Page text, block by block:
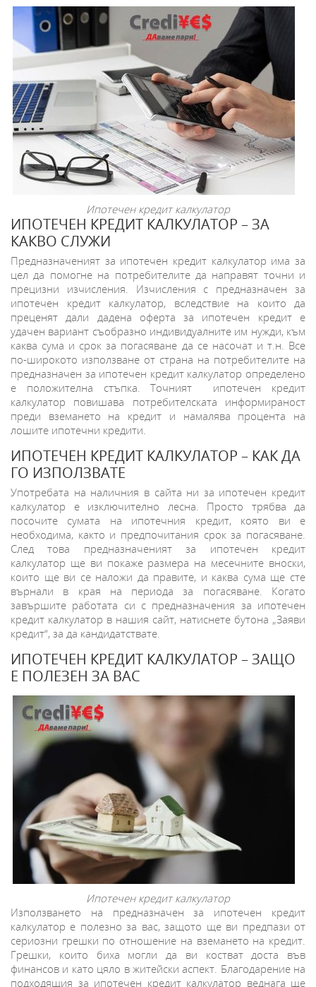
Ипотечен кредит калкулатор
ИПОТЕЧЕН КРЕДИТ КАЛКУЛАТОР – ЗА
КАКВО СЛУЖИ
Предназначеният за ипотечен кредит калкулатор има за
цел да помогне на потребителите да направят точни и
прецизни изчисления. Изчисления с предназначен за
ипотечен кредит калкулатор, вследствие на които да
преценят дали дадена оферта за ипотечен кредит е
удачен вариант съобразно индивидуалните им нужди, към
каква сума и срок за погасяване да се насочат и т.н. Все
по-широкото използване от страна на потребителите на
предназначен за ипотечен кредит калкулатор определено
е положителна стъпка. Точният ипотечен кредит
калкулатор повишава потребителската информираност
преди вземането на кредит и намалява процента на
лошите ипотечни кредити.
ИПОТЕЧЕН КРЕДИТ КАЛКУЛАТОР – КАК ДА
ГО ИЗПОЛЗВАТЕ
Употребата на наличния в сайта ни за ипотечен кредит
калкулатор е изключително лесна. Просто трябва да
посочите сумата на ипотечния кредит, която ви е
необходима, както и предпочитания срок за погасяване.
След това предназначеният за ипотечен кредит
калкулатор ще ви покаже размера на месечните вноски,
които ще ви се наложи да правите, и каква сума ще сте
върнали в края на периода за погасяване. Когато
завършите работата си с предназначения за ипотечен
кредит калкулатор в нашия сайт, натиснете бутона „Заяви
кредит“, за да кандидатствате.
ИПОТЕЧЕН КРЕДИТ КАЛКУЛАТОР – ЗАЩО
Е ПОЛЕЗЕН ЗА ВАС
Ипотечен кредит калкулатор
Използването на предназначен за ипотечен кредит
калкулатор е полезно за вас, защото ще ви предпази от
сериозни грешки по отношение на вземането на кредит.
Грешки, които биха могли да ви костват доста във
финансов и като цяло в житейски аспект. Благодарение на
подходящия за ипотечен кредит калкулатор веднага ще